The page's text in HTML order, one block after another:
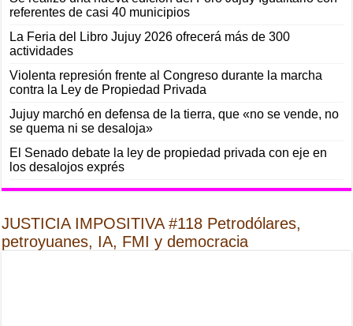
referentes de casi 40 municipios
La Feria del Libro Jujuy 2026 ofrecerá más de 300
actividades
Violenta represión frente al Congreso durante la marcha
contra la Ley de Propiedad Privada
Jujuy marchó en defensa de la tierra, que «no se vende, no
se quema ni se desaloja»
El Senado debate la ley de propiedad privada con eje en
los desalojos exprés
JUSTICIA IMPOSITIVA #118 Petrodólares,
petroyuanes, IA, FMI y democracia